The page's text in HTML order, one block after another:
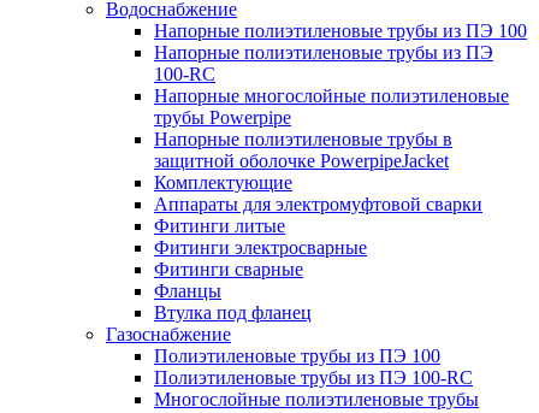
Водоснабжение
Напорные полиэтиленовые трубы из ПЭ 100
Напорные полиэтиленовые трубы из ПЭ
100-RC
Напорные многослойные полиэтиленовые
трубы Powerpipe
Напорные полиэтиленовые трубы в
защитной оболочке PowerpipeJacket
Комплектующие
Аппараты для электромуфтовой сварки
Фитинги литые
Фитинги электросварные
Фитинги сварные
Фланцы
Втулка под фланец
Газоснабжение
Полиэтиленовые трубы из ПЭ 100
Полиэтиленовые трубы из ПЭ 100-RC
Многослойные полиэтиленовые трубы